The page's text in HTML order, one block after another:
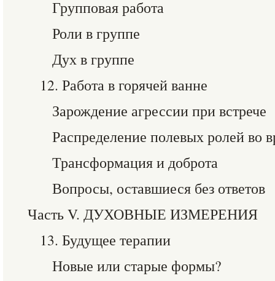
Групповая работа
Роли в группе
Дух в группе
12. Работа в горячей ванне
Зарождение агрессии при встрече
Распределение полевых ролей во
Трансформация и доброта
Вопросы, оставшиеся без ответов
Часть V. ДУХОВНЫЕ ИЗМЕРЕНИЯ
13. Будущее терапии
Новые или старые формы?